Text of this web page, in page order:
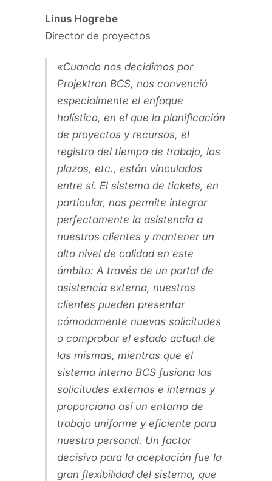
Linus Hogrebe
Director de proyectos
Cuando nos decidimos por
Projektron BCS, nos convenció
especialmente el enfoque
holístico, en el que la planificación
de proyectos y recursos, el
registro del tiempo de trabajo, los
plazos, etc., están vinculados
entre sí. El sistema de tickets, en
particular, nos permite integrar
perfectamente la asistencia a
nuestros clientes y mantener un
alto nivel de calidad en este
ámbito: A través de un portal de
asistencia externa, nuestros
clientes pueden presentar
cómodamente nuevas solicitudes
o comprobar el estado actual de
las mismas, mientras que el
sistema interno BCS fusiona las
solicitudes externas e internas y
proporciona así un entorno de
trabajo uniforme y eficiente para
nuestro personal. Un factor
decisivo para la aceptación fue la
gran flexibilidad del sistema, que